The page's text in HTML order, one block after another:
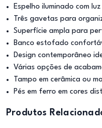
Espelho iluminado com
Três gavetas para
Superfície ampla para
Banco estofado
Design contemporâneo
Várias opções de
Tampo em cerâmica ou
Pés em ferro em cores
Produtos